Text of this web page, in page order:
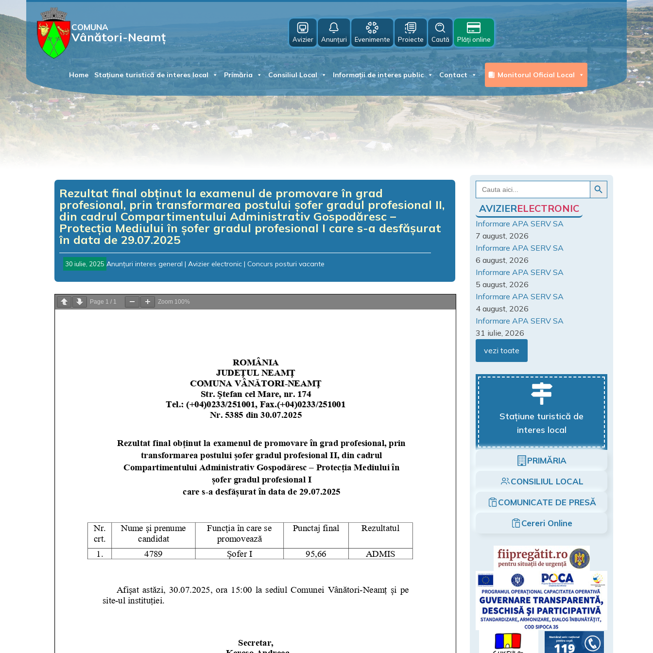
COMUNA
Vânători-Neamț Avizier Anunțuri Evenimente Proiecte Caută Plăți online
Home Stațiune turistică de interes local Primăria Consiliul Local Informații de interes public Contact Monitorul Oficial Local
Rezultat final obținut la examenul de promovare în grad
profesional, prin transformarea postului șofer gradul profesional II,
din cadrul Compartimentului Administrativ Gospodăresc –
Protecția Mediului în șofer gradul profesional I care s-a desfășurat
în data de 29.07.2025
30 iulie, 2025 Anunțuri interes general | Avizier electronic | Concurs posturi vacante
Page 1 / 1 Zoom 100%
Search
for:
Search Button
AVIZIERELECTRONIC
Informare APA SERV SA
7 august, 2026
Informare APA SERV SA
6 august, 2026
Informare APA SERV SA
5 august, 2026
Informare APA SERV SA
4 august, 2026
Informare APA SERV SA
31 iulie, 2026
vezi toate
Stațiune turistică de
interes local
PRIMĂRIA
CONSILIUL LOCAL
COMUNICATE DE PRESĂ
Cereri Online